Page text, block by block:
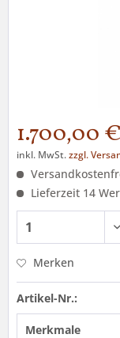
1.700,00
inkl. MwSt.zzgl.
Lieferzeit 14
Merken
Artikel-Nr.:
Merkmale